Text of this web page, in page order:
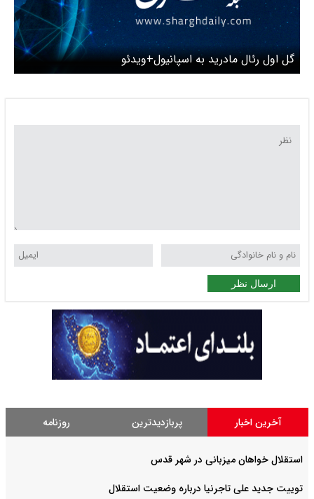
گل اول رئال مادرید به اسپانیول+ویدئو
ارسال نظر
آخرین اخبار پربازدیدترین روزنامه
استقلال خواهان میزبانی در شهر قدس
توییت جدید علی تاجرنیا درباره وضعیت استقلال